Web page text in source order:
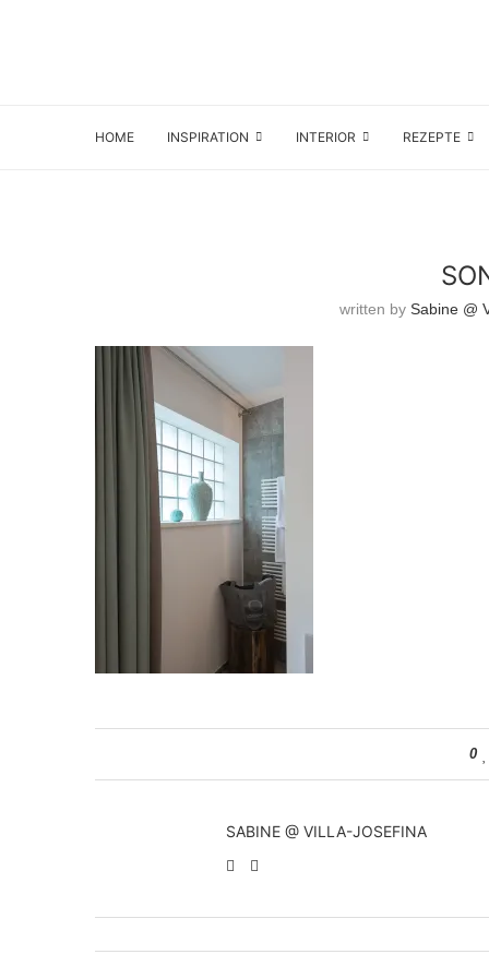
HOME INSPIRATION INTERIOR REZEPTE
written by Sabine @
0
SABINE @ VILLA-JOSEFINA